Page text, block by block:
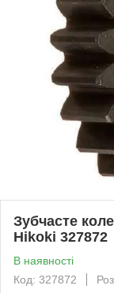
Зубчасте
Hikoki 327872
В наявності
Код: 327872